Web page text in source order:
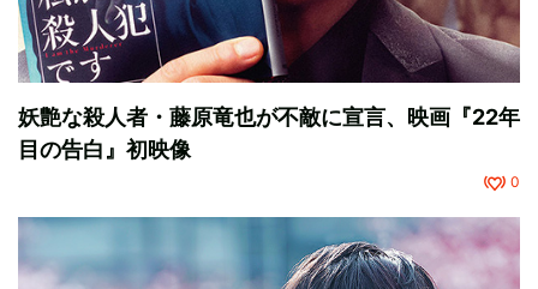
妖艶な殺人者・藤原竜也が不敵に宣言、映画『22年
目の告白』初映像
0